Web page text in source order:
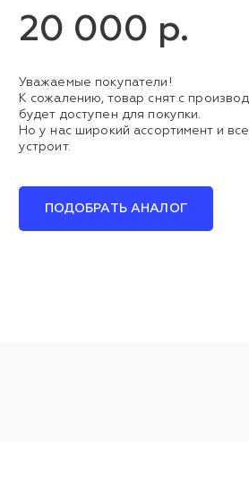
20 000 р.
Уважаемые покупатели!
К сожалению, товар снят с
будет доступен для покупки.
Но у нас широкий ассортимент и
устроит.
ПОДОБРАТЬ АНАЛОГ